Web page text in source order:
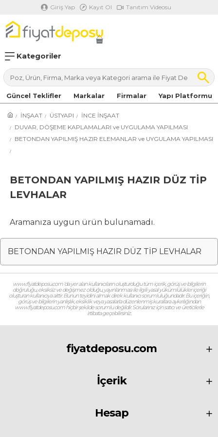
Giriş Yap Kayıt Ol Tanıtım Videosu
Kategoriler
Güncel Teklifler Markalar Firmalar Yapı Platformu
İNŞAAT ÜSTYAPI
İNCE İNŞAAT
DUVAR, DÖŞEME KAPLAMALARI ve UYGULAMA YAPILMASI
BETONDAN YAPILMIŞ HAZIR ELEMANLAR ve UYGULAMA YAPILMASI
BETONDAN YAPILMIŞ HAZIR DÜZ TİP
LEVHALAR
Aramanıza uygun ürün bulunamadı.
BETONDAN YAPILMIŞ HAZIR DÜZ TİP LEVHALAR
www.fiyatdeposu.com ‘da yer alan kullanıcıların oluşturduğu tüm içerik, görüş ve bilgilerin
doğruluğu, eksiksiz ve değişmez olduğu, yayınlanması ile ilgili yasal yükümlülükler içeriği
oluşturan kullanıcıya aittir. Bunun teyidini almak direk kullanıcı sorumluluğundadır. Bu içeriğin,
görüş ve bilgilerin yanlışlık, eksiklik veya yasalarla düzenlenmiş kurallara aykırılığından
www.fiyatdeposu.com hiçbir şekilde sorumlu değildir. Sorularınız için satıcı ve üreticilerle
irtibata geçebilirsiniz.
fiyatdeposu.com
İçerik
Hesap